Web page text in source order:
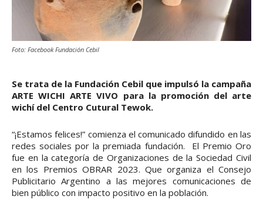
Foto: Facebook Fundación Cebil
Se trata de la Fundación Cebil que impulsó la campaña
ARTE WICHI ARTE VIVO para la promoción del arte
wichí del Centro Cutural Tewok.
“¡Estamos felices!” comienza el comunicado difundido en las
redes sociales por la premiada fundación. El Premio Oro
fue en la categoría de Organizaciones de la Sociedad Civil
en los Premios OBRAR 2023. Que organiza el Consejo
Publicitario Argentino a las mejores comunicaciones de
bien público con impacto positivo en la población.